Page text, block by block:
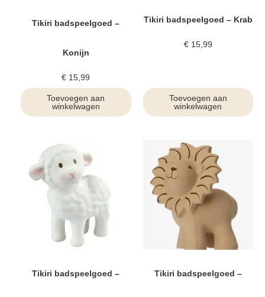
Tikiri badspeelgoed –
Konijn
€ 15,99
Toevoegen aan
winkelwagen
Tikiri badspeelgoed – Krab
€15,99
Toevoegen aan
winkelwagen
Tikiri badspeelgoed – Tikiri badspeelgoed –